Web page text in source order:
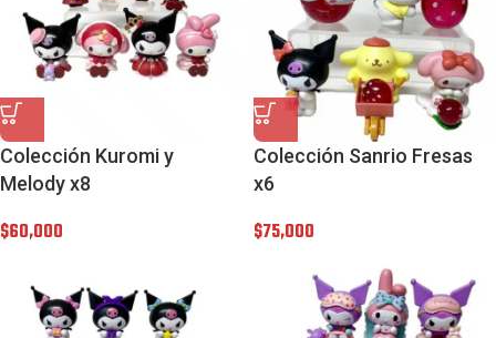
Colección Kuromi y
Melody x8
$60,000
Colección Sanrio Fresas
x6
$75,000